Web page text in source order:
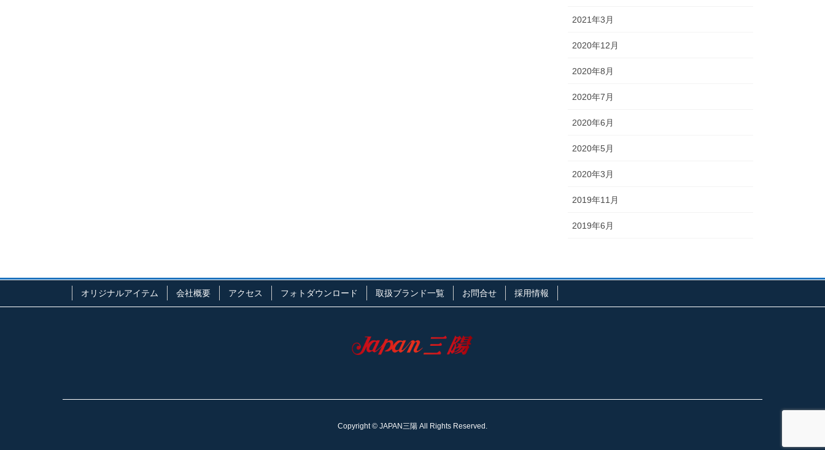
2021年3月
2020年12月
2020年8月
2020年7月
2020年6月
2020年5月
2020年3月
2019年11月
2019年6月
オリジナルアイテム 会社概要 アクセス フォトダウンロード 取扱ブランド一覧 お問合せ 採用情報
Copyright © JAPAN三陽 All Rights Reserved.